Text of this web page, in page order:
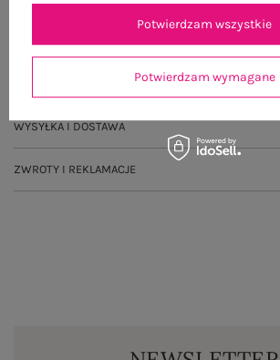
(4)
WYSYŁKA I DOSTAWA
ZWROTY I REKLAMACJE
Potwierdzam wymagane
Potwierdzam wszystkie